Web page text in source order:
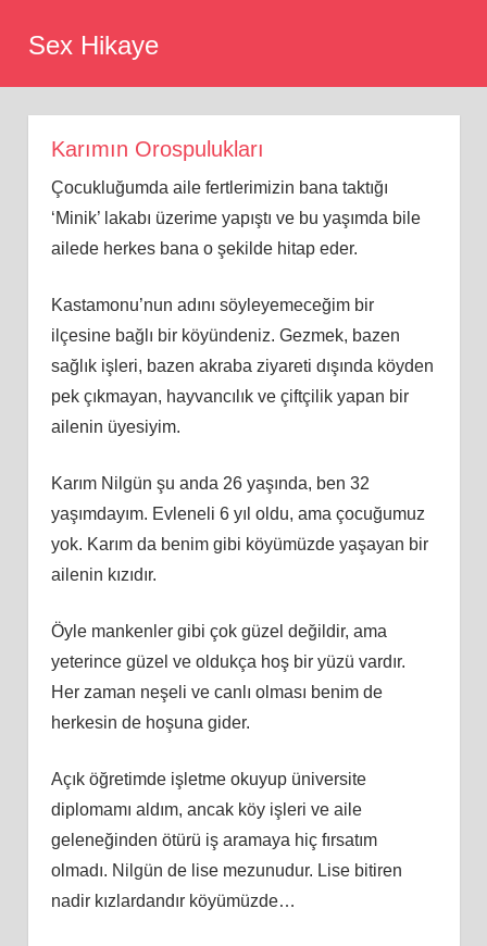
Sex Hikaye
Karımın Orospulukları
Çocukluğumda aile fertlerimizin bana taktığı
‘Minik’ lakabı üzerime yapıştı ve bu yaşımda bile
ailede herkes bana o şekilde hitap eder.
Kastamonu’nun adını söyleyemeceğim bir
ilçesine bağlı bir köyündeniz. Gezmek, bazen
sağlık işleri, bazen akraba ziyareti dışında köyden
pek çıkmayan, hayvancılık ve çiftçilik yapan bir
ailenin üyesiyim.
Karım Nilgün şu anda 26 yaşında, ben 32
yaşımdayım. Evleneli 6 yıl oldu, ama çocuğumuz
yok. Karım da benim gibi köyümüzde yaşayan bir
ailenin kızıdır.
Öyle mankenler gibi çok güzel değildir, ama
yeterince güzel ve oldukça hoş bir yüzü vardır.
Her zaman neşeli ve canlı olması benim de
herkesin de hoşuna gider.
Açık öğretimde işletme okuyup üniversite
diplomamı aldım, ancak köy işleri ve aile
geleneğinden ötürü iş aramaya hiç fırsatım
olmadı. Nilgün de lise mezunudur. Lise bitiren
nadir kızlardandır köyümüzde…